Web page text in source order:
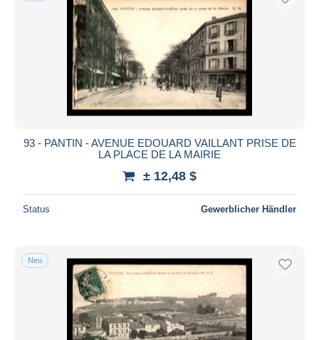
93 - PANTIN - AVENUE EDOUARD VAILLANT PRISE DE
LA PLACE DE LA MAIRIE
± 12,48 $
Status Gewerblicher Händler
Neu